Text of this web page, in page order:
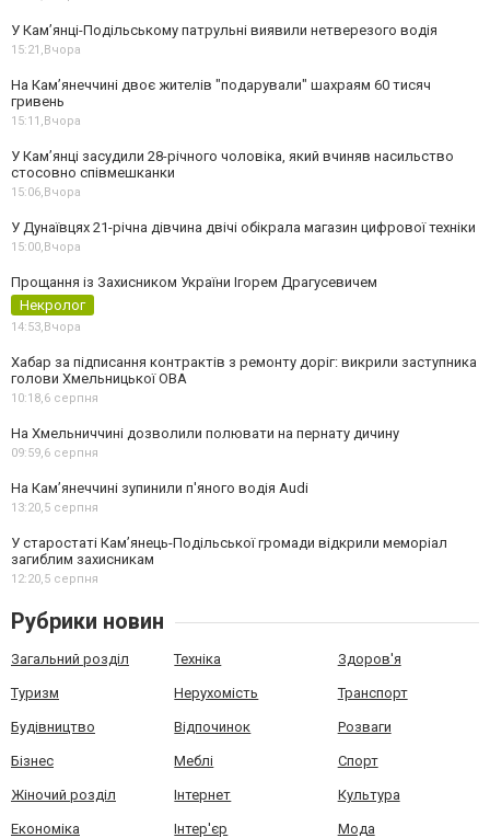
У Кам’янці-Подільському патрульні виявили нетверезого водія
15:21,Вчора
На Камʼянеччині двоє жителів "подарували" шахраям 60 тисяч
гривень
15:11,Вчора
У Камʼянці засудили 28-річного чоловіка, який вчиняв насильство
стосовно співмешканки
15:06,Вчора
У Дунаївцях 21-річна дівчина двічі обікрала магазин цифрової техніки
15:00,Вчора
Прощання із Захисником України Ігорем Драгусевичем
Некролог
14:53,Вчора
Хабар за підписання контрактів з ремонту доріг: викрили заступника
голови Хмельницької ОВА
10:18,6 серпня
На Хмельниччині дозволили полювати на пернату дичину
09:59,6 серпня
На Камʼянеччині зупинили п'яного водія Audi
13:20,5 серпня
У старостаті Кам’янець-Подільської громади відкрили меморіал
загиблим захисникам
12:20,5 серпня
Рубрики новин
Загальний розділ Техніка Здоров'я
Туризм Нерухомість Транспорт
Будівництво Відпочинок Розваги
Бізнес Меблі Спорт
Жіночий розділ Інтернет Культура
Економіка Інтер'єр Мода